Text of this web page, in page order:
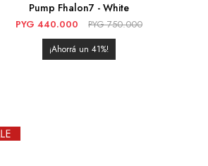
Pump Fhalon7 - White
PYG 440.000 PYG 750.000
41